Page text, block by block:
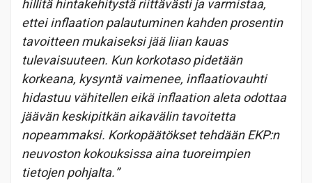
hillitä hintakehitystä riittävästi ja varmistaa,
ettei inflaation palautuminen kahden prosentin
tavoitteen mukaiseksi jää liian kauas
tulevaisuuteen. Kun korkotaso pidetään
korkeana, kysyntä vaimenee, inflaatiovauhti
hidastuu vähitellen eikä inflaation aleta odottaa
jäävän keskipitkän aikavälin tavoitetta
nopeammaksi. Korkopäätökset tehdään EKP:n
neuvoston kokouksissa aina tuoreimpien
tietojen pohjalta.”